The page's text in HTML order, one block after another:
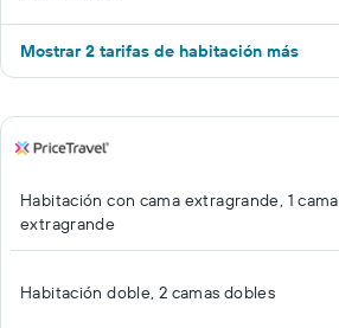
Mostrar 2 tarifas de habitación más
Habitación con cama extragrande, 1 cama
extragrande
Habitación doble, 2 camas dobles